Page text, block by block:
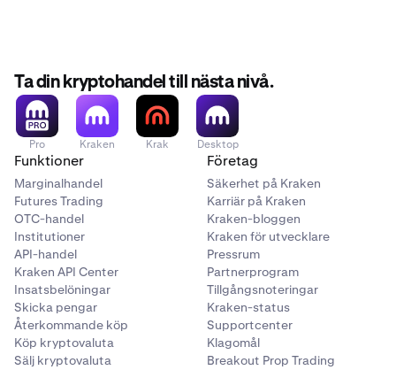
No time limit on evaluations:Pass at your own pace.
Multiple account sizes:
Plans range from $5,000 to
$200,000.
Ta din kryptohandel till nästa nivå.
Pro Kraken Krak Desktop
Funktioner
Marginalhandel
Futures Trading
OTC-handel
Institutioner
API-handel
Kraken API Center
Insatsbelöningar
Skicka pengar
Återkommande köp
Köp kryptovaluta
Sälj kryptovaluta
Företag
Säkerhet på Kraken
Karriär på Kraken
Kraken-bloggen
Kraken för utvecklare
Pressrum
Partnerprogram
Tillgångsnoteringar
Kraken-status
Supportcenter
Klagomål
Breakout Prop Trading